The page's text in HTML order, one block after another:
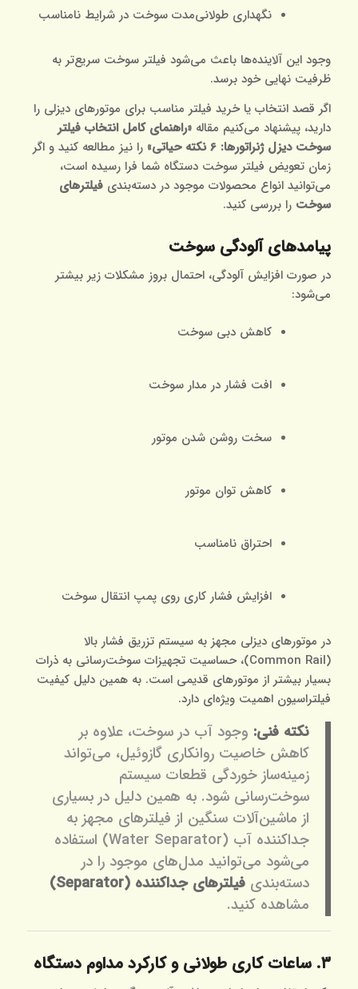
نگهداری طولانی‌مدت سوخت در شرایط نامناسب
وجود این آلاینده‌ها باعث می‌شود فیلتر سوخت سریع‌تر به
ظرفیت نهایی خود برسد.
اگر قصد انتخاب یا خرید فیلتر مناسب برای موتورهای دیزلی را
دارید، پیشنهاد می‌کنیم مقاله «راهنمای کامل انتخاب فیلتر
سوخت دیزل ژنراتورها: 6 نکته حیاتی
» را نیز مطالعه کنید و اگر
زمان تعویض فیلتر سوخت دستگاه شما فرا رسیده است،
می‌توانید انواع محصولات موجود در دسته‌بندی فیلترهای
سوخت را بررسی کنید.
پیامدهای آلودگی سوخت
در صورت افزایش آلودگی، احتمال بروز مشکلات زیر بیشتر
می‌شود:
کاهش دبی سوخت
افت فشار در مدار سوخت
سخت روشن شدن موتور
کاهش توان موتور
احتراق نامناسب
افزایش فشار کاری روی پمپ انتقال سوخت
در موتورهای دیزلی مجهز به سیستم تزریق فشار بالا
(Common Rail)، حساسیت تجهیزات سوخت‌رسانی به ذرات
بسیار بیشتر از موتورهای قدیمی است. به همین دلیل کیفیت
فیلتراسیون اهمیت ویژه‌ای دارد.
نکته فنی: وجود آب در سوخت، علاوه بر
کاهش خاصیت روانکاری گازوئیل، می‌تواند
زمینه‌ساز خوردگی قطعات سیستم
سوخت‌رسانی شود. به همین دلیل در بسیاری
از ماشین‌آلات سنگین از فیلترهای مجهز به
جداکننده آب (Water Separator) استفاده
می‌شود می‌توانید مدل‌های موجود را در
دسته‌بندی فیلترهای جداکننده (Separator)
مشاهده کنید.
۳. ساعات کاری طولانی و کارکرد مداوم دستگاه